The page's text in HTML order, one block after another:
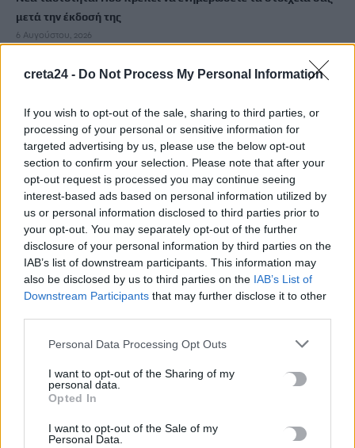
creta24 - Do Not Process My Personal Information
If you wish to opt-out of the sale, sharing to third parties, or
processing of your personal or sensitive information for
targeted advertising by us, please use the below opt-out
section to confirm your selection. Please note that after your
opt-out request is processed you may continue seeing
interest-based ads based on personal information utilized by
us or personal information disclosed to third parties prior to
your opt-out. You may separately opt-out of the further
disclosure of your personal information by third parties on the
IAB’s list of downstream participants. This information may
also be disclosed by us to third parties on the IAB’s List of
Downstream Participants that may further disclose it to other
Personal Data Processing Opt Outs
I want to opt-out of the Sharing of my
personal data.
Opted In
I want to opt-out of the Sale of my
Personal Data.
μετά την έκδοσή της
6 Αυγούστου, 2026
Ιδρώτας και διατροφή το καλοκαίρι: Ποιες τροφές προκαλούν
6 Αυγούστου, 2026
Κάρτα Αγρότη: Τι αλλάζει από 28 Αυγούστου για τις
χρηματοδοτήσεις
6 Αυγούστου, 2026
Νέα χρηματοδότηση 1,5 εκατ. ευρώ για διαπλάτυνση του
Αγιοβασιλιώτικου Παραλιακού Δρόμου
6 Αυγούστου, 2026
90χρονου που εντοπίστηκε μέσα σε καταψύκτη
Το Αρκαλοχώρι γιόρτασε τον Προστάτη και Πολιούχο του
6 Αυγούστου, 2026